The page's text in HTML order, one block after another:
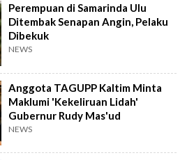
Perempuan di Samarinda Ulu
Ditembak Senapan Angin, Pelaku
Dibekuk
NEWS
Anggota TAGUPP Kaltim Minta
Maklumi 'Kekeliruan Lidah'
Gubernur Rudy Mas'ud
NEWS